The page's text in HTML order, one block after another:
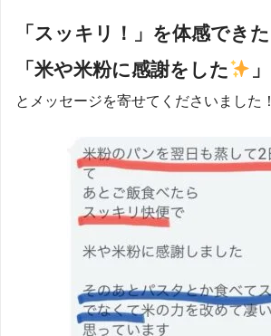
「スッキリ！」を体感できた
「米や米粉に感謝をした
」
とメッセージを寄せてくださいました！